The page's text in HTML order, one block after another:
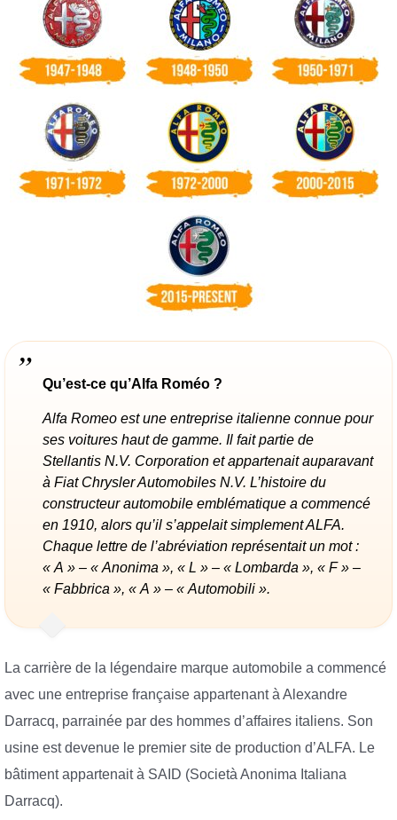
Qu’est-ce qu’Alfa Roméo ?
Alfa Romeo est une entreprise italienne connue pour
ses voitures haut de gamme. Il fait partie de
Stellantis N.V. Corporation et appartenait auparavant
à Fiat Chrysler Automobiles N.V. L’histoire du
constructeur automobile emblématique a commencé
en 1910, alors qu’il s’appelait simplement ALFA.
Chaque lettre de l’abréviation représentait un mot :
« A » – « Anonima », « L » – « Lombarda », « F » –
« Fabbrica », « A » – « Automobili ».
La carrière de la légendaire marque automobile a commencé
avec une entreprise française appartenant à Alexandre
Darracq, parrainée par des hommes d’affaires italiens. Son
usine est devenue le premier site de production d’ALFA. Le
bâtiment appartenait à SAID (Società Anonima Italiana
Darracq).